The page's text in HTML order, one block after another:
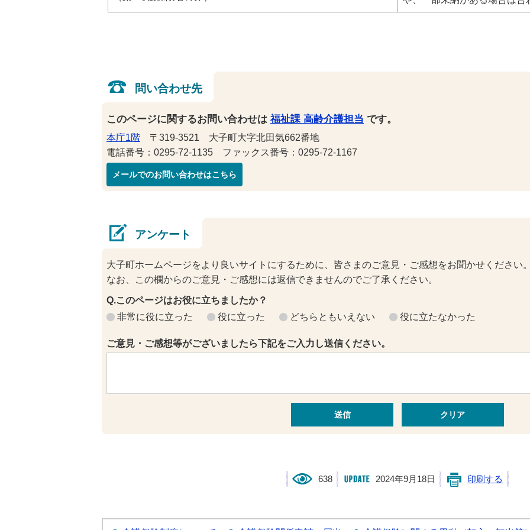
問い合わせ先
このページに関するお問い合わせは 福祉課 高齢介護担当 です。
本庁1階 〒319-3521 大子町大字北田気662番地
電話番号：0295-72-1135 ファックス番号：0295-72-1167
メールでのお問い合わせはこちら
アンケート
大子町ホームページをより良いサイトにするために、皆さまのご意見・ご感想をお聞かせください
なお、この欄からのご意見・ご感想には返信できませんのでご了承ください。
Q.このページはお役に立ちましたか？
非常に役に立った
役に立った どちらともいえない 役に立たなかった
ご意見・ご感想等がございましたら下記をご入力し送信ください。
638 2024年9月18日 印刷する